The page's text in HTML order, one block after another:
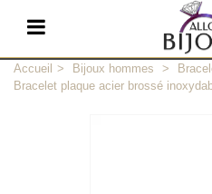
Accueil > Bijoux hommes >
Bracelet plaque acier brossé